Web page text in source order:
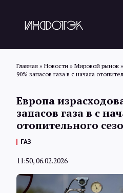
Главная » Новости » Мировой рынок »
90% запасов газа в с начала
Европа
запасов газа в с
отопительного
ГАЗ
11:50, 06.02.2026